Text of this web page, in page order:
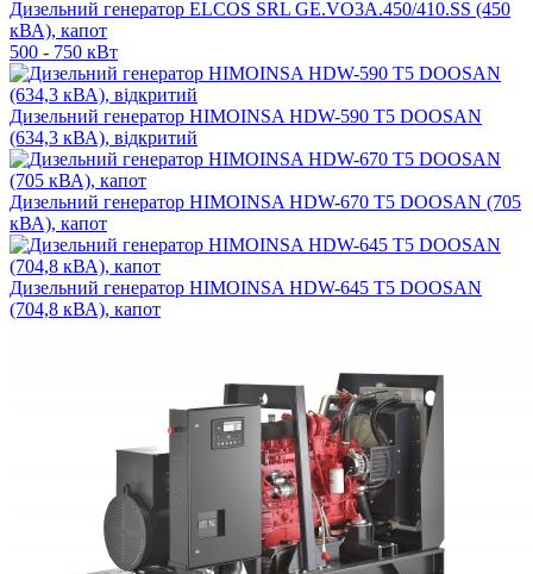
Дизельний генератор ELCOS SRL GE.VO3A.450/410.SS (450
кВА), капот
500 - 750 кВт
Дизельний генератор HIMOINSA HDW-590 T5 DOOSAN
(634,3 кВА), відкритий
Дизельний генератор HIMOINSA HDW-670 T5 DOOSAN (705
кВА), капот
Дизельний генератор HIMOINSA HDW-645 T5 DOOSAN
(704,8 кВА), капот